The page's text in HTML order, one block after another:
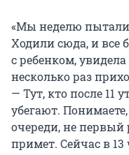
«Мы неделю
Ходили сюда, и все
с ребенком,
несколько раз
— Тут, кто после 11
убегают. Понимаете,
очереди, не первый
примет. Сейчас в 13